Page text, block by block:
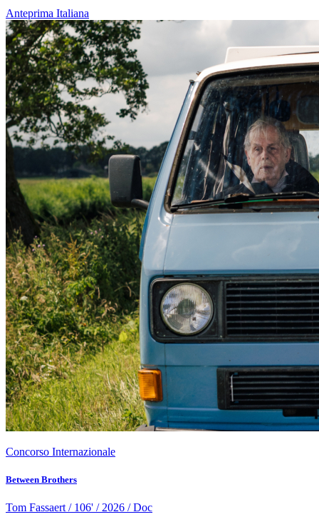
Anteprima Italiana
Concorso Internazionale
Between Brothers
Tom Fassaert / 106' / 2026 / Doc